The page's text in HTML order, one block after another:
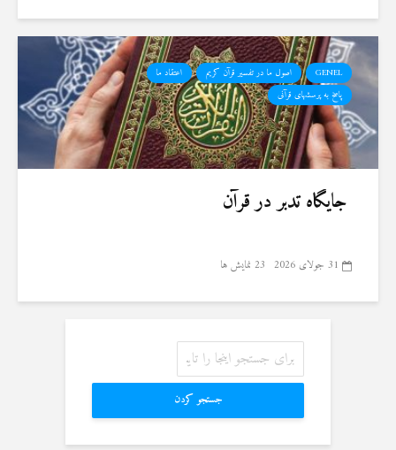
GENEL اصول ما در تفسیر قرآن کریم
اعتقاد ما
پاسخ به پرسشهای قرآنی
جایگاه تدبر در قرآن
31 جولای 2026 23 نمایش ها
جستجو کردن